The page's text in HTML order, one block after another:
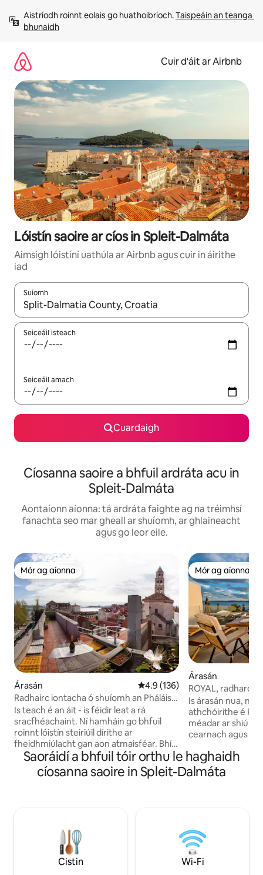
chuig
ábhar
Aistríodh roinnt eolais go huathoibríoch. Taispeáin an teanga
bhunaidh
Cuir d'áit ar Airbnb
Lóistín saoire ar cíos in Spleit-Dalmáta
Aimsigh lóistíní uathúla ar Airbnb agus cuir in áirithe
iad
Suíomh
Nuair a bheidh torthaí ar fáil, déan nascleanúint le
Seiceáil isteach
Seiceáil amach
Cuardaigh
Cíosanna saoire a bhfuil ardráta acu in
Spleit-Dalmáta
Aontaíonn aíonna: tá ardráta faighte ag na tréimhsí
fanachta seo mar gheall ar shuíomh, ar ghlaineacht
agus go leor eile.
Mór ag aíonna
Mór ag aíonna
Árasán Meánrátáil 4.9 as 5, 136
4.9 (136)
Radhairc iontacha ó shuíomh an Pháláis
nach féidir a shárú
Is teach é an áit - is féidir leat a rá
sracfhéachaint. Ní hamháin go bhfuil
roinnt lóistín steiriúil dírithe ar
fheidhmiúlacht gan aon atmaisféar. Bhí
sé i gceist go mbeadh carachtar ann
agus má tá sé ina shuí díreach leat, beidh
tú ag iarraidh fanacht go maith. Tá
músaeim agus siopaí, mar sin ba chóir
duit a bheith in ann do scíth a ligean agus
a bheith sábháilte. Níl le déanamh agat
ach am iontach a bheith agat agus
Mór ag aíonna
Mór ag aíonna
Árasán
ROYAL, radharc
jacuzzi
Is árasán nua,
athchóirithe é
méadar ar shiúl
cearnach agus
leapa, seomra
háit itheacháin,
cithfholcadán
ar na hoileáin
taitneamh a
cóngarach. Tá
Aerfort Split 8 km
Saoráidí a bhfuil tóir orthu le haghaidh
cíosanna saoire in Spleit-Dalmáta
Cistin Wi-Fi